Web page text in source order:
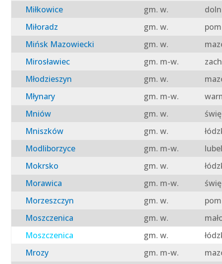
Miłkowice
gm. w.
Miłoradz
gm. w.
Mińsk Mazowiecki
gm. w.
Mirosławiec
gm. m-w.
Młodzieszyn
gm. w.
Młynary
gm. m-w.
Mniów
gm. w.
Mniszków
gm. w.
Modliborzyce
gm. m-w.
Mokrsko
gm. w.
Morawica
gm. m-w.
Morzeszczyn
gm. w.
Moszczenica
gm. w.
Moszczenica
gm. w.
Mrozy
gm. m-w.